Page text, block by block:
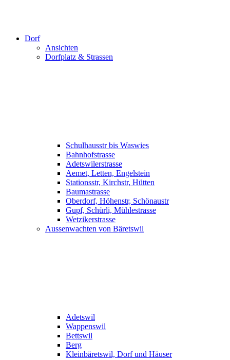
Dorf
Ansichten
Dorfplatz & Strassen
Schulhausstr bis Waswies
Bahnhofstrasse
Adetswilerstrasse
Aemet, Letten, Engelstein
Stationsstr, Kirchstr, Hütten
Baumastrasse
Oberdorf, Höhenstr, Schönaustr
Gupf, Schürli, Mühlestrasse
Wetzikerstrasse
Aussenwachten von Bäretswil
Adetswil
Wappenswil
Bettswil
Berg
Kleinbäretswil, Dorf und Häuser